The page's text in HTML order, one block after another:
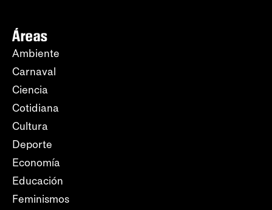
Áreas
Ambiente
Carnaval
Ciencia
Cotidiana
Cultura
Deporte
Economía
Educación
Feminismos